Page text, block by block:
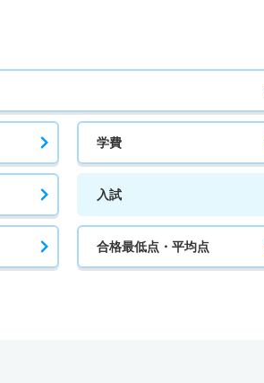
学費
入試
合格最低点・平均点